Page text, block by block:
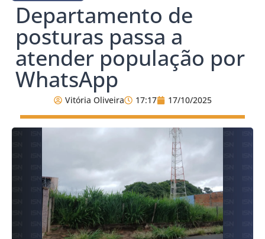
Departamento de
posturas passa a
atender população por
WhatsApp
Vitória Oliveira 17:17 17/10/2025